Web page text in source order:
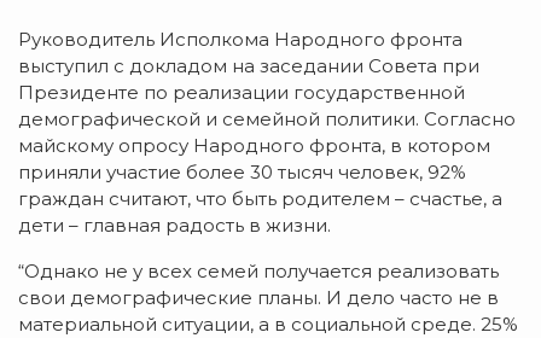
Руководитель Исполкома Народного фронта
выступил с докладом на заседании Совета при
Президенте по реализации государственной
демографической и семейной политики. Согласно
майскому опросу Народного фронта, в котором
приняли участие более 30 тысяч человек, 92%
граждан считают, что быть родителем – счастье, а
дети – главная радость в жизни.
“Однако не у всех семей получается реализовать
свои демографические планы. И дело часто не в
материальной ситуации, а в социальной среде. 25%